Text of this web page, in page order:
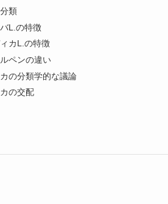
類
L.の特徴
カL.の特徴
ペンの違い
の分類学的な議論
の交配